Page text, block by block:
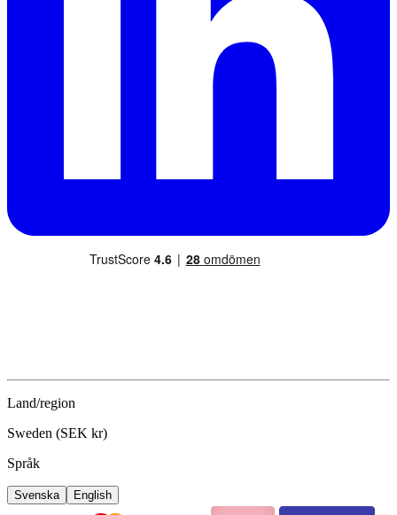
Land/region
Sweden (SEK kr)
Språk
Svenska English